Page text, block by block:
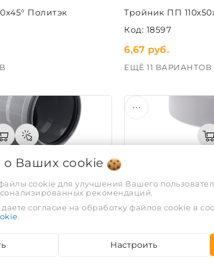
Политэк
Тройник ПП
Код: 18597
6,67 руб.
ЕЩЁ 11 ВАРИАНТОВ
Политэк
Трап
Код: 42405
о Ваших cookie
cookie для улучшения Вашего
рекомендаций.
согласие на обработку файлов cookie в
.
Настроить